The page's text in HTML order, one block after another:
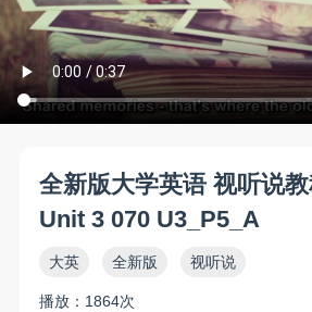
全新版大学英语 视听说
Unit 3 070 U3_P5_A
大英 全新版 视听说
播放：1864次